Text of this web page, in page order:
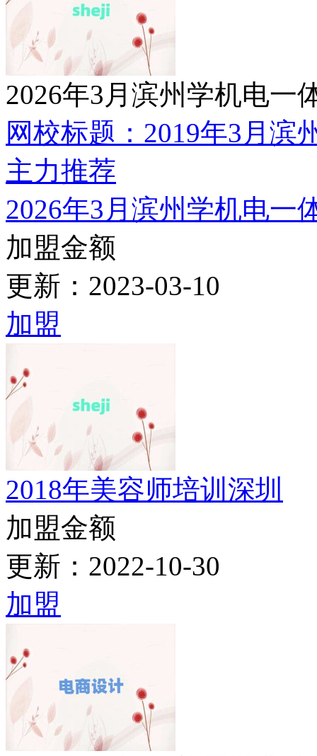
7
2026太原哪里能学
8 2026年铜仁碧江区
9 中山什么学校学彩妆
10 宜兴学美发师培训班
11 广州番禺南村学彩
12 广东报新娘化妆班
13 石家庄消防工程师
2026年3月滨州学机电一
网校标题：2019年3月
主力推荐
2026年3月滨州学机电一
加盟金额
更新：2023-03-10
加盟